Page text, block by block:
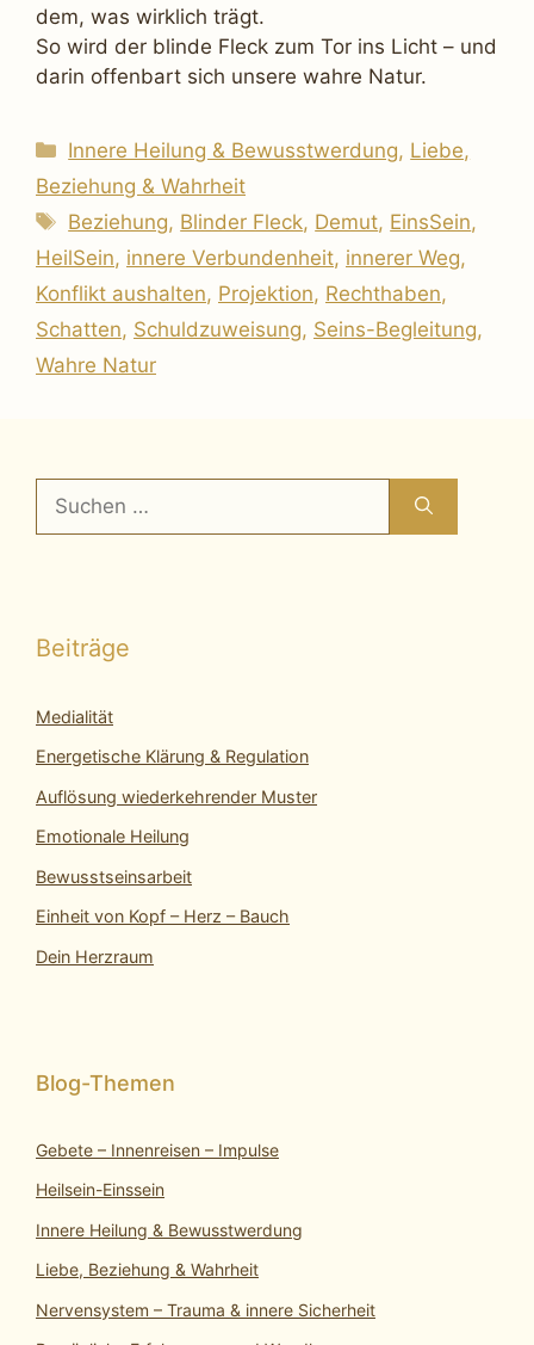
dem, was wirklich trägt.
So wird der blinde Fleck zum Tor ins Licht – und
darin offenbart sich unsere wahre Natur.
Kategorien
Innere Heilung & Bewusstwerdung, Liebe,
Beziehung & Wahrheit
Schlagwörter
Beziehung, Blinder Fleck, Demut, EinsSein,
HeilSein, innere Verbundenheit, innerer Weg,
Konflikt aushalten, Projektion, Rechthaben,
Schatten, Schuldzuweisung, Seins-Begleitung,
Wahre Natur
nach:
Beiträge
Medialität
Energetische Klärung & Regulation
Auflösung wiederkehrender Muster
Emotionale Heilung
Bewusstseinsarbeit
Einheit von Kopf – Herz – Bauch
Dein Herzraum
Gebete – Innenreisen – Impulse
Heilsein-Einssein
Innere Heilung & Bewusstwerdung
Liebe, Beziehung & Wahrheit
Nervensystem – Trauma & innere Sicherheit